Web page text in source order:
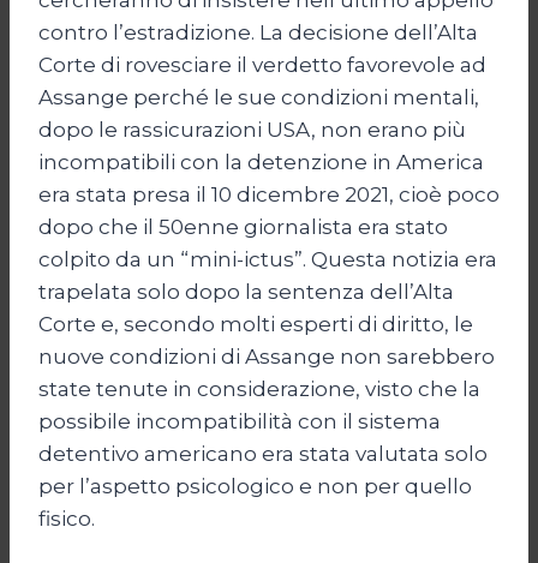
contro l’estradizione. La decisione dell’Alta
Corte di rovesciare il verdetto favorevole ad
Assange perché le sue condizioni mentali,
dopo le rassicurazioni USA, non erano più
incompatibili con la detenzione in America
era stata presa il 10 dicembre 2021, cioè poco
dopo che il 50enne giornalista era stato
colpito da un “mini-ictus”. Questa notizia era
trapelata solo dopo la sentenza dell’Alta
Corte e, secondo molti esperti di diritto, le
nuove condizioni di Assange non sarebbero
state tenute in considerazione, visto che la
possibile incompatibilità con il sistema
detentivo americano era stata valutata solo
per l’aspetto psicologico e non per quello
fisico.